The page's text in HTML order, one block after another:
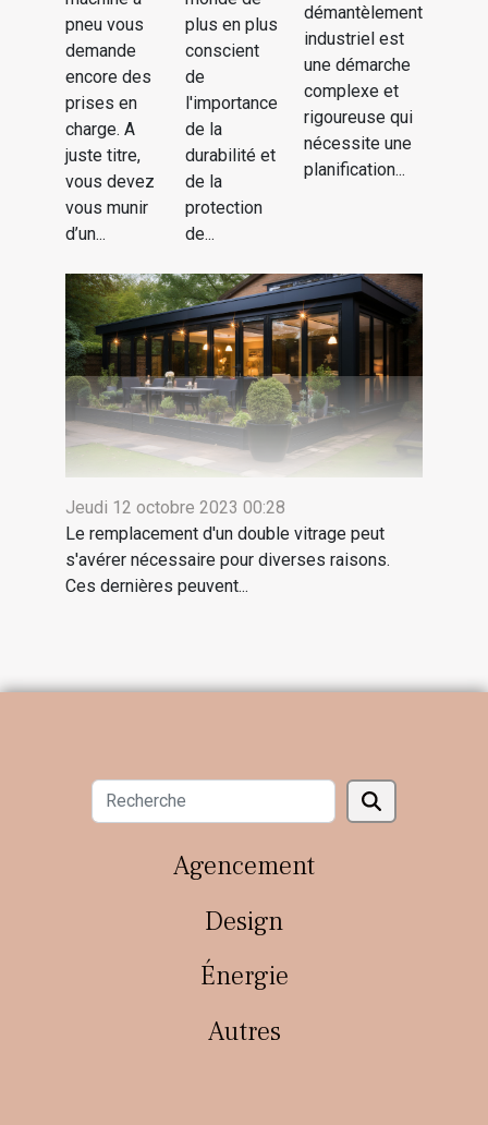
pneu vous
demande
encore des
prises en
charge. A
juste titre,
vous devez
vous munir
d’un...
plus en plus
conscient
de
l'importance
de la
durabilité et
de la
protection
de...
démantèlement
industriel est
une démarche
complexe et
rigoureuse qui
nécessite une
planification...
Jeudi 12 octobre 2023 00:28
Le remplacement d'un double vitrage peut
s'avérer nécessaire pour diverses raisons.
Ces dernières peuvent...
Agencement
Design
Énergie
Autres